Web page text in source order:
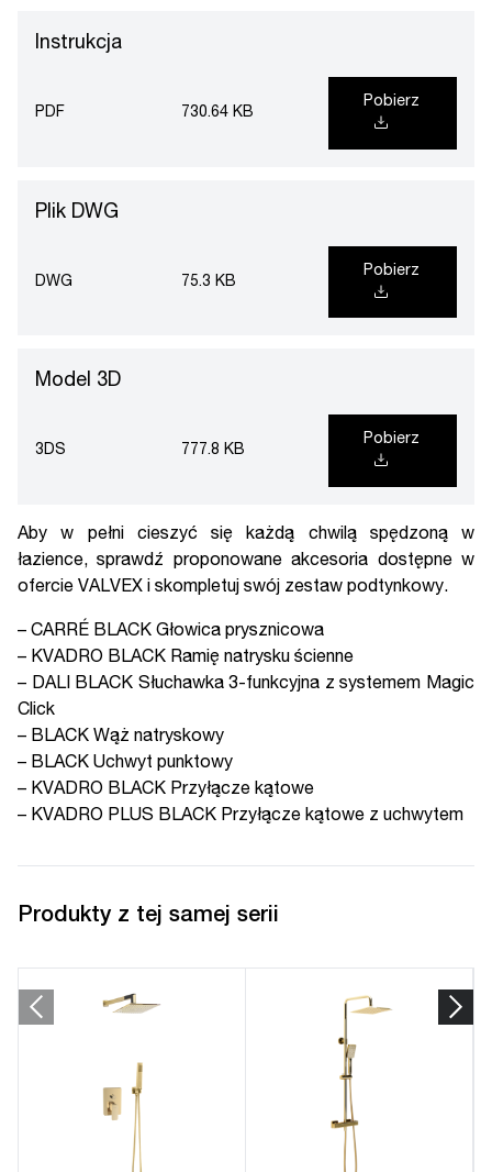
Instrukcja
PDF 730.64 KB
Pobierz
Plik DWG
DWG 75.3 KB
Pobierz
Model 3D
3DS 777.8 KB
Pobierz
Aby w pełni cieszyć się każdą chwilą spędzoną w
łazience, sprawdź proponowaneakcesoria dostępne w
ofercie VALVEX i skompletuj swój zestaw podtynkowy.
– CARRÉ BLACK Głowica prysznicowa
– KVADRO BLACK Ramię natrysku ścienne
– DALI BLACK Słuchawka 3-funkcyjna z systemem Magic
Click
– BLACK Wąż natryskowy
– BLACK Uchwyt punktowy
– KVADRO BLACK Przyłącze kątowe
– KVADRO PLUS BLACK Przyłącze kątowe z uchwytem
Produkty z tej samej serii